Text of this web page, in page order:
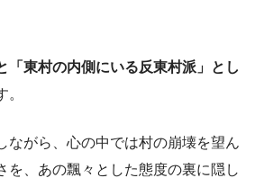
「東村の内側にいる反東村派」とし
。
ながら、心の中では村の崩壊を望ん
を、あの飄々とした態度の裏に隠し